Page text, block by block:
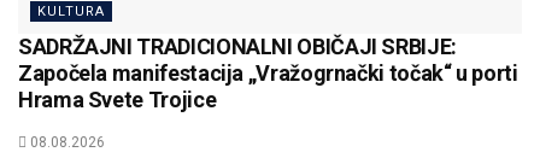
KULTURA
SADRŽAJNI TRADICIONALNI OBIČAJI SRBIJE:
Započela manifestacija „Vražogrnački točak“ u porti
Hrama Svete Trojice
08.08.2026